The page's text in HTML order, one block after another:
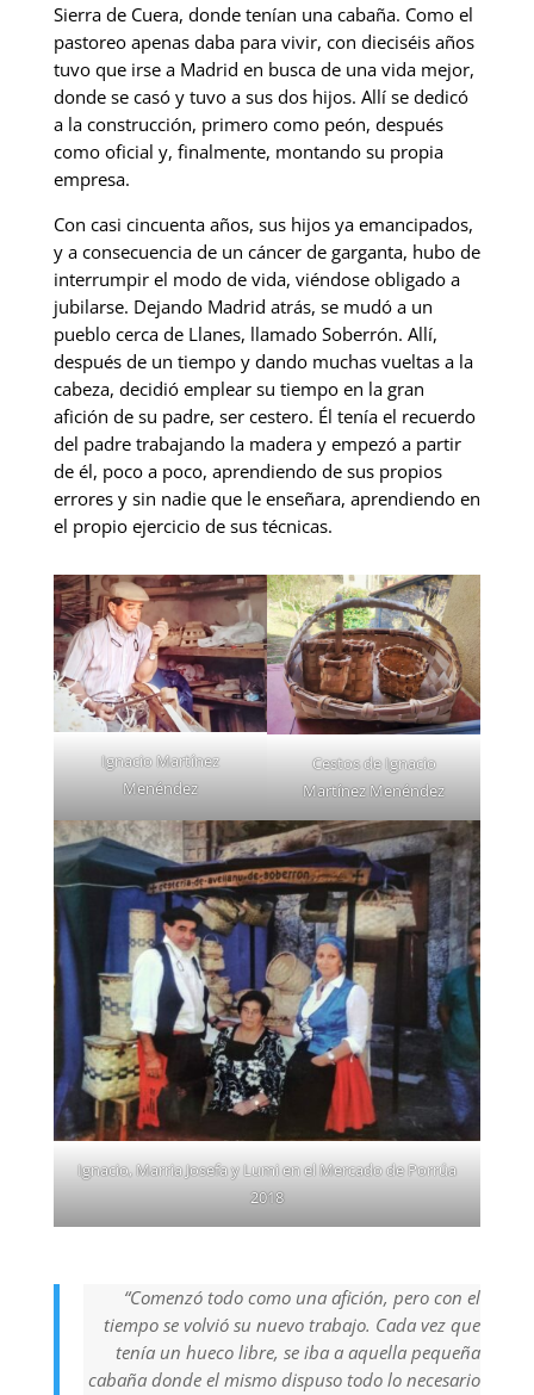
Sierra de Cuera, donde tenían una cabaña. Como el
pastoreo apenas daba para vivir, con dieciséis años
tuvo que irse a Madrid en busca de una vida mejor,
donde se casó y tuvo a sus dos hijos. Allí se dedicó
a la construcción, primero como peón, después
como oficial y, finalmente, montando su propia
empresa.
Con casi cincuenta años, sus hijos ya emancipados,
y a consecuencia de un cáncer de garganta, hubo de
interrumpir el modo de vida, viéndose obligado a
jubilarse. Dejando Madrid atrás, se mudó a un
pueblo cerca de Llanes, llamado Soberrón. Allí,
después de un tiempo y dando muchas vueltas a la
cabeza, decidió emplear su tiempo en la gran
afición de su padre, ser cestero. Él tenía el recuerdo
del padre trabajando la madera y empezó a partir
de él, poco a poco, aprendiendo de sus propios
errores y sin nadie que le enseñara, aprendiendo en
el propio ejercicio de sus técnicas.
Ignacio Martínez
Menéndez
Cestos de Ignacio
Martínez Menéndez
Ignacio, Marria Josefa y Lumi en el Mercado de Porrúa
2018
“Comenzó todo como una afición, pero con el
tiempo se volvió su nuevo trabajo. Cada vez que
tenía un hueco libre, se iba a aquella pequeña
cabaña donde el mismo dispuso todo lo necesario